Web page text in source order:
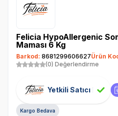
Felicia HypoAllergenic
Maması 6 Kg​
Barkod: 8681299606627Ürün
(0) Değerlendirme
Yetkili Satıcı
Kargo Bedava